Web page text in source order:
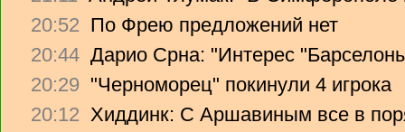
20:52 По Фрею предложений нет
20:44 Дарио Срна: "Интерес
20:29 "Черноморец" покинули 4 игрока
20:12 Хиддинк: С Аршавиным все в